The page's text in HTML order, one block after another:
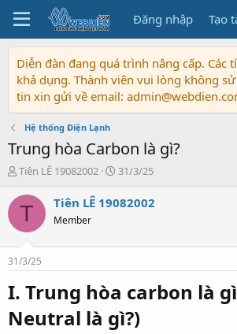
Đăng nhập
Diễn đàn đang quá trình nâng cấp. Các
khả dụng. Thành viên vui lòng không
tin xin gửi về email:
Hệ thống Điện Lạnh
Trung hòa Carbon là gì?
T
r
a
s
t
r
t
e
Tiên LÊ 19082002
N
à
u
31/3/25
T Tiên LÊ 19082002
Member
31/3/25
I. Trung hòa carbon là
Neutral là gì?)